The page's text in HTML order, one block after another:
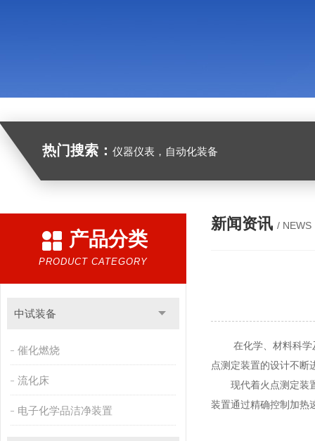
热门搜索： 仪器仪表，自动化装备
产品分类
PRODUCT CATEGORY
中试装备
催化燃烧
流化床
电子化学品洁净装置
新闻资讯 / NEWS
在化学、材料科学及
点测定装置的设计不断
现代着火点测定装置
装置通过精确控制加热